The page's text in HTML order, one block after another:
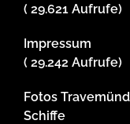
( 29.621 Aufrufe)
Impressum
( 29.242 Aufrufe)
Fotos
Schiffe